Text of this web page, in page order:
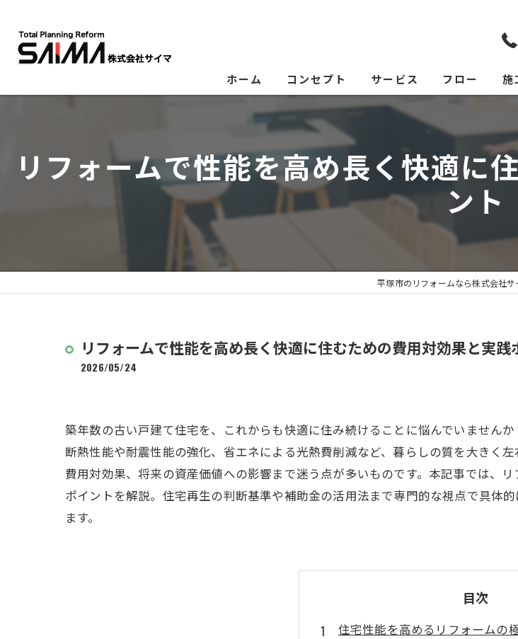
ホーム コンセプト サービス フロー 施
リフォームで性能を高め長く快適に
ント
平塚市のリフォームなら株式会社サ
リフォームで性能を高め長く快適に住むための費用対効果と実践
2026/05/24
築年数の古い戸建て住宅を、これからも快適に住み続けることに悩んでいません
断熱性能や耐震性能の強化、省エネによる光熱費削減など、暮らしの質を大きく
費用対効果、将来の資産価値への影響まで迷う点が多いものです。本記事では、
ポイントを解説。住宅再生の判断基準や補助金の活用法まで専門的な視点で具体
ます。
目次
住宅性能を高めるリフォームの